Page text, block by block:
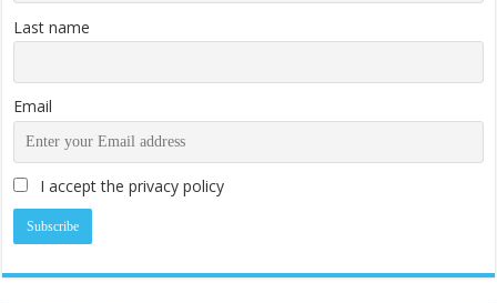
Last name
Email
I accept the privacy policy